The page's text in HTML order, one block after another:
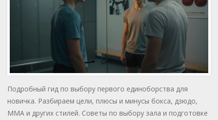
Подробный гид по выбору первого единоборства для
новичка. Разбираем цели, плюсы и минусы бокса, дзюдо,
ММА и других стилей. Советы по выбору зала и подготовке